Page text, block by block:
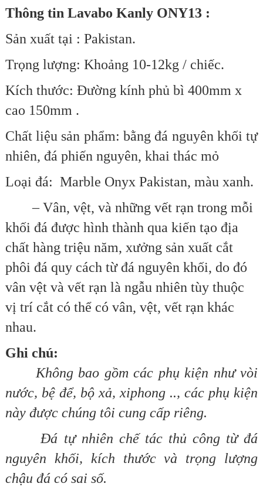
Thông tin Lavabo Kanly ONY13 :
Sản xuất tại : Pakistan.
Trọng lượng: Khoảng 10-12kg / chiếc.
Kích thước: Ðường kính phủ bì 400mm x
cao 150mm .
Chất liệu sản phẩm: bằng đá nguyên khối tự
nhiên, đá phiến nguyên, khai thác mỏ
Loại đá: Marble Onyx Pakistan, màu xanh.
– Vân, vệt, và những vết rạn trong mỗi
khối đá được hình thành qua kiến tạo địa
chất hàng triệu năm, xưởng sản xuất cắt
phôi đá quy cách từ đá nguyên khối, do đó
vân vệt và vết rạn là ngẫu nhiên tùy thuộc
vị trí cắt có thể có vân, vệt, vết rạn khác
nhau.
Ghi chú:
Không bao gồm các phụ kiện như vòi
nước, bệ để, bộ xả, xiphong .., các phụ kiện
này được chúng tôi cung cấp riêng.
Ðá tự nhiên chế tác thủ công từ đá
nguyên khối, kích thước và trọng lượng
chậu đá có sai số.